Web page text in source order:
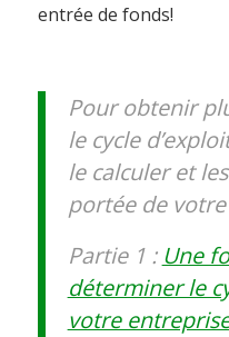
entrée de fonds!
Pour obtenir
le cycle
le calculer et
portée de
Partie 1 : Une
déterminer le
votre